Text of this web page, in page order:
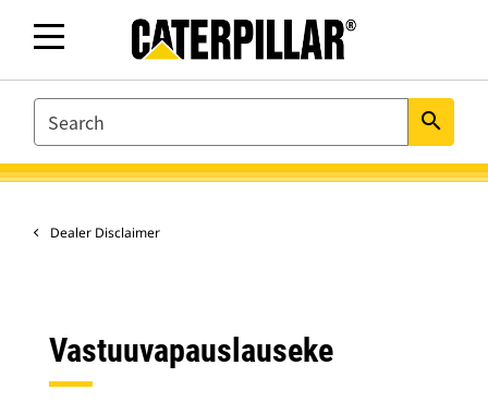
SEARCH search
Dealer Disclaimer
Vastuuvapauslauseke